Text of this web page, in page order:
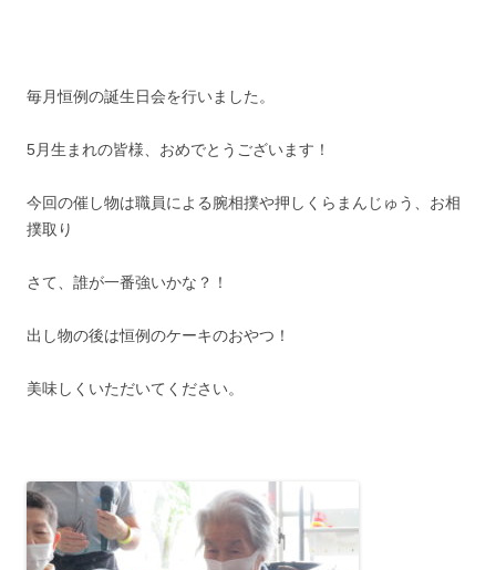
毎月恒例の誕生日会を行いました。
5月生まれの皆様、おめでとうございます！
今回の催し物は職員による腕相撲や押しくらまんじゅう、お相
撲取り
さて、誰が一番強いかな？！
出し物の後は恒例のケーキのおやつ！
美味しくいただいてください。